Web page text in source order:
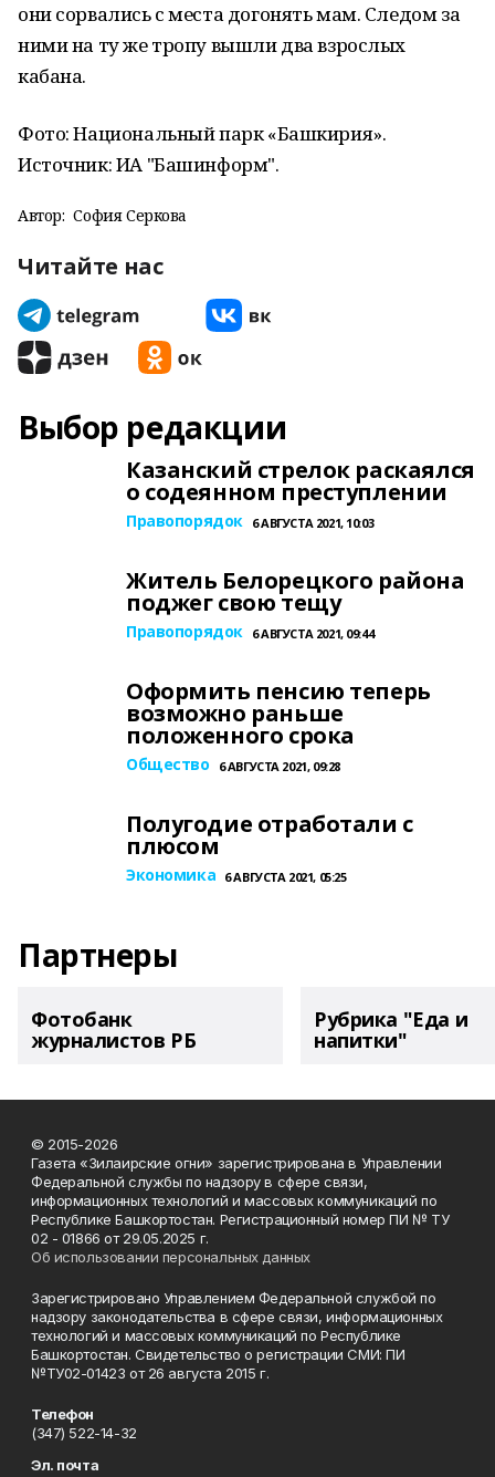
они сорвались с места догонять мам. Следом за
ними на ту же тропу вышли два взрослых
кабана.
Фото: Национальный парк «Башкирия».
Источник: ИА "Башинформ".
Автор: София Серкова
Читайте нас
Выбор редакции
Казанский стрелок раскаялся
о содеянном преступлении
Правопорядок 6 АВГУСТА 2021, 10:03
Житель Белорецкого района
поджег свою тещу
Правопорядок 6 АВГУСТА 2021, 09:44
Оформить пенсию теперь
возможно раньше
положенного срока
Общество 6 АВГУСТА 2021, 09:28
Полугодие отработали с
плюсом
Экономика 6 АВГУСТА 2021, 05:25
Партнеры
Фотобанк
журналистов РБ
Рубрика "Еда и
напитки"
© 2015-2026
Газета «Зилаирские огни» зарегистрирована в Управлении
Федеральной службы по надзору в сфере связи,
информационных технологий и массовых коммуникаций по
Республике Башкортостан. Регистрационный номер ПИ № ТУ
02 - 01866 от 29.05.2025 г.
Об использовании персональных данных
Зарегистрировано Управлением Федеральной службой по
надзору законодательства в сфере связи, информационных
технологий и массовых коммуникаций по Республике
Башкортостан. Свидетельство о регистрации СМИ: ПИ
№ТУ02-01423 от 26 августа 2015 г.
Телефон
(347) 522-14-32
Эл. почта